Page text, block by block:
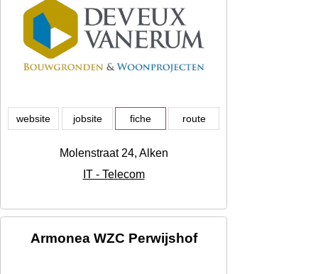
website jobsite fiche route
Molenstraat 24, Alken
IT - Telecom
Armonea WZC Perwijshof